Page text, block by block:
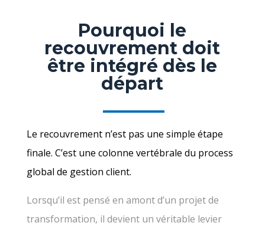
Pourquoi le
recouvrement doit
être intégré dès le
départ
Le recouvrement n’est pas une simple étape
finale. C’est une colonne vertébrale du process
global de gestion client.
Lorsqu’il est pensé en amont d’un projet de
transformation, il devient un véritable levier